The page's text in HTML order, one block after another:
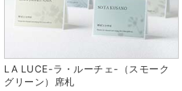
LA LUCE-ラ・ルーチェ-（スモーク
グリーン）席札